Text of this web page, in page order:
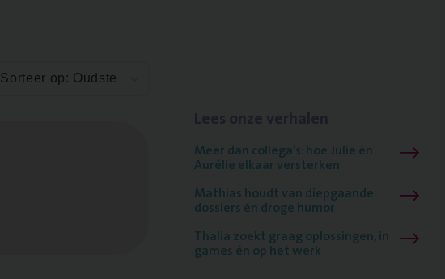
Sorteer op: Oudste
Meer dan collega’s: hoe Julie en
Aurélie elkaar versterken
Mathias houdt van diepgaande
dossiers én droge humor
Thalia zoekt graag oplossingen, in
games én op het werk